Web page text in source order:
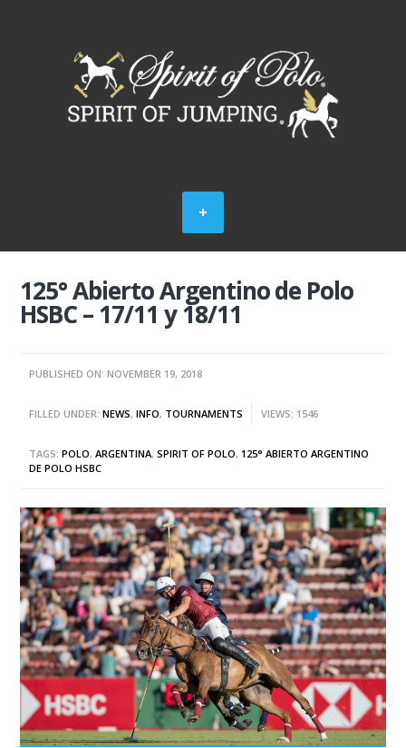
125° Abierto Argentino de Polo
HSBC – 17/11 y 18/11
PUBLISHED ON: NOVEMBER 19, 2018
FILLED UNDER:NEWS,INFO, TOURNAMENTS VIEWS: 1546
TAGS:POLO,ARGENTINA,SPIRIT OF POLO,125° ABIERTO ARGENTINO
DE POLO HSBC